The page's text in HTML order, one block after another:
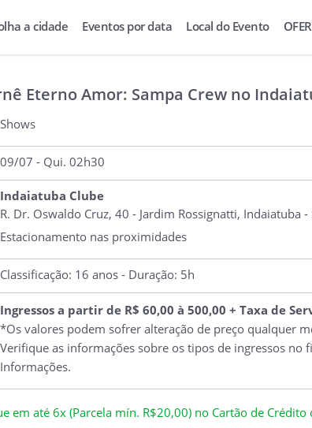
a cidade Eventos por data Local do Evento
Eterno Amor: Sampa Crew no
Shows
09/07 - Qui. 02h30
Indaiatuba Clube
R. Dr. Oswaldo Cruz, 40 - Jardim Rossignatti, Indaiatuba
Estacionamento nas proximidades
Classificação: 16 anos - Duração: 5h
Ingressos a partir de R$ 60,00 à 500,00 + Taxa de
*Os valores podem sofrer alteração de preço qualquer
Verifique as informações sobre os tipos de ingressos no
Informações.
em até 6x (Parcela mín. R$20,00) no Cartão de Crédito